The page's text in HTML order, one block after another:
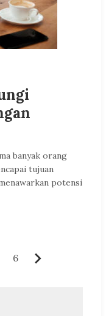
banyak orang
tujuan
potensi
6